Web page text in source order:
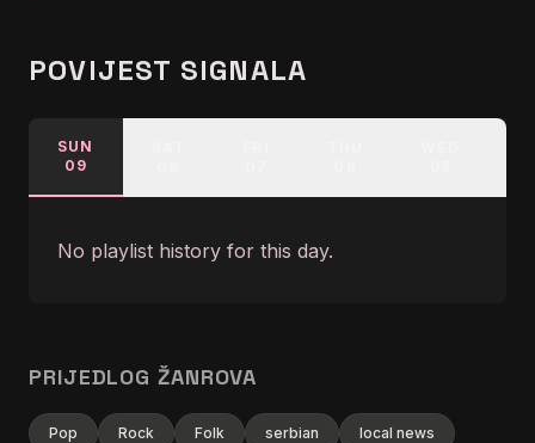
POVIJEST SIGNALA
SUN
09
No playlist history for this day.
PRIJEDLOG ŽANROVA
Pop Rock Folk serbian local news